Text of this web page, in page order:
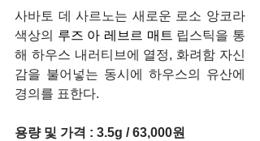
사바토 데 사르노는 새로운 로소 앙코라
색상의 루즈 아 레브르 매트 립스틱을 통
해 하우스 내러티브에 열정, 화려함 자신
감을 불어넣는 동시에 하우스의 유산에
경의를 표한다.
용량 및 가격 : 3.5g / 63,000원